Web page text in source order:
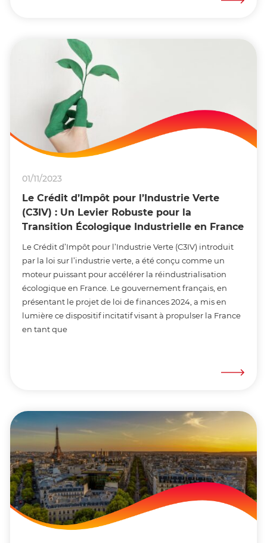
Le Crédit d’Impôt pour l’Industrie Verte
(C3IV) : Un Levier Robuste pour la
Transition Écologique Industrielle en France
01/11/2023
Le Crédit d’Impôt pour l’Industrie Verte (C3IV) introduit
par la loi sur l’industrie verte, a été conçu comme un
moteur puissant pour accélérer la réindustrialisation
écologique en France. Le gouvernement français, en
présentant le projet de loi de finances 2024, a mis en
lumière ce dispositif incitatif visant à propulser la France
en tant que